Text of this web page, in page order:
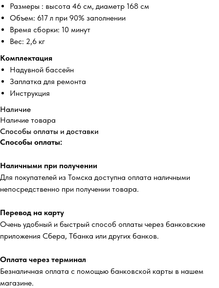
Размеры : высота 46 см, диаметр 168 см
Объем: 617 л при 90% заполнении
Время сборки: 10 минут
Вес: 2,6 кг
Комплектация
Надувной бассейн
Заплатка для ремонта
Инструкция
Наличие
Наличие товара
Способы оплаты и доставки
Способы оплаты:
Наличными при получении
Для покупателей из Томска доступна оплата наличными
непосредственно при получении товара.
Перевод на карту
Очень удобный и быстрый способ оплаты через банковские
приложения Сбера, Тбанка или других банков.
Оплата через терминал
Безналичная оплата с помощью банковской карты в нашем
магазине.